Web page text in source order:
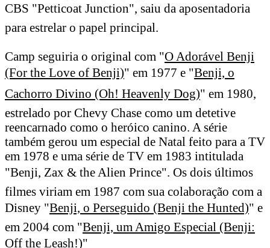
CBS "Petticoat Junction", saiu da aposentadoria
para estrelar o papel principal.
Camp seguiria o original com "O Adorável Benji
(For the Love of Benji)" em 1977 e "Benji, o
Cachorro Divino (Oh! Heavenly Dog)" em 1980,
estrelado por Chevy Chase como um detetive
reencarnado como o heróico canino. A série
também gerou um especial de Natal feito para a TV
em 1978 e uma série de TV em 1983 intitulada
"Benji, Zax & the Alien Prince". Os dois últimos
filmes viriam em 1987 com sua colaboração com a
Disney "Benji, o Perseguido (Benji the Hunted)" e
em 2004 com "Benji, um Amigo Especial (Benji:
Off the Leash!)"